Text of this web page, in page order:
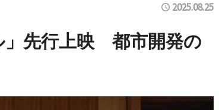
2025.08.25
」先行上映 都市開発の